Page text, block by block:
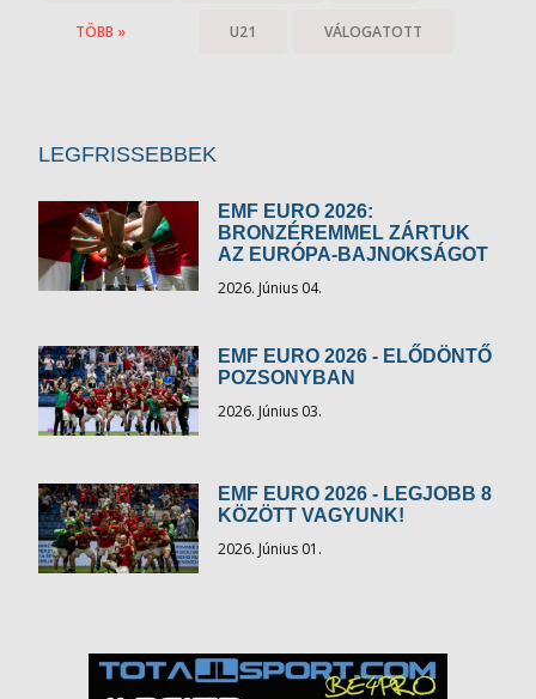
U21 VÁLOGATOTT
TÖBB »
LEGFRISSEBBEK
EMF EURO 2026:
BRONZÉREMMEL ZÁRTUK
AZ EURÓPA-BAJNOKSÁGOT
2026. Június 04.
EMF EURO 2026 - ELŐDÖNTŐ
POZSONYBAN
2026. Június 03.
EMF EURO 2026 - LEGJOBB 8
KÖZÖTT VAGYUNK!
2026. Június 01.